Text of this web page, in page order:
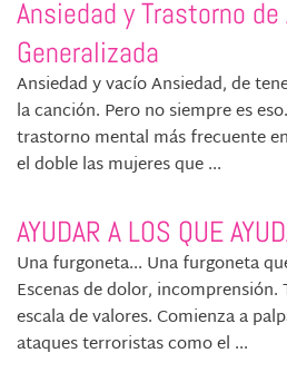
Ansiedad y Trastorno
Generalizada
Ansiedad y vacío Ansiedad, de
la canción. Pero no siempre es
trastorno mental más frecuente
el doble las mujeres que ...
AYUDAR A LOS QUE
Una furgoneta... Una furgoneta
Escenas de dolor, incomprensión.
escala de valores. Comienza a
ataques terroristas como el ...